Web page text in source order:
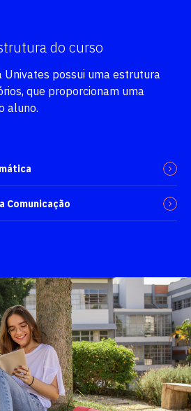
do curso
Univates possui uma estrutura
que proporcionam uma
aluno.
Comunicação